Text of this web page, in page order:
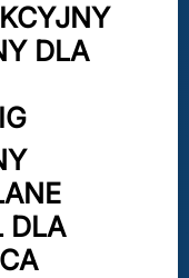
DLA
DLA